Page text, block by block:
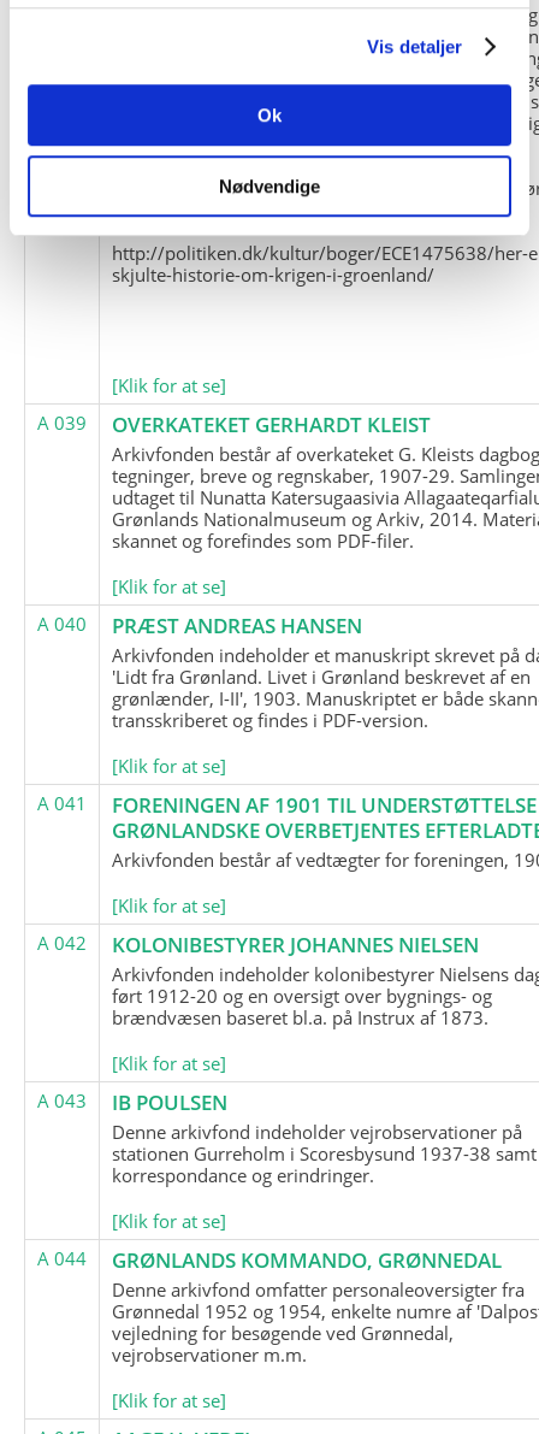
Vis detaljer
Ok
Nødvendige
og Marius Jensen som medlem. Marius Jensens
befinder sig i Militärhistorisches Museum i Dresden
(Tyskland). Kopierne af Friedrich Littmanns
klausuleret iht. aftalen med giveren og Franz
Kontakt venligst Arktisk Instituts ledelse i
brugen af materialet til studie- og
formål.
Nedenunder findes et link til en presseartikel
historien om Nordøstgrønlands Slædepatrulje:
http://politiken.dk/kultur/boger/ECE1475638/her-
skjulte-historie-om-krigen-i-groenland/
[Klik for at se]
A 039
OVERKATEKET GERHARDT KLEIST
Arkivfonden består af overkateket G. Kleists
tegninger, breve og regnskaber, 1907-29.
udtaget til Nunatta Katersugaasivia
Grønlands Nationalmuseum og Arkiv, 2014.
skannet og forefindes som PDF-filer.
[Klik for at se]
A 040
PRÆST ANDREAS HANSEN
Arkivfonden indeholder et manuskript skrevet på
'Lidt fra Grønland. Livet i Grønland beskrevet af en
grønlænder, I-II', 1903. Manuskriptet er både
transskriberet og findes i PDF-version.
[Klik for at se]
A 041
FORENINGEN AF 1901 TIL
GRØNLANDSKE OVERBETJENTES
Arkivfonden består af vedtægter for foreningen,
[Klik for at se]
A 042
KOLONIBESTYRER JOHANNES NIELSEN
Arkivfonden indeholder kolonibestyrer Nielsens
ført 1912-20 og en oversigt over bygnings- og
brændvæsen baseret bl.a. på Instrux af 1873.
[Klik for at se]
A 043
IB POULSEN
Denne arkivfond indeholder vejrobservationer på
stationen Gurreholm i Scoresbysund 1937-38 samt
korrespondance og erindringer.
[Klik for at se]
A 044
GRØNLANDS KOMMANDO, GRØNNEDAL
Denne arkivfond omfatter personaleoversigter fra
Grønnedal 1952 og 1954, enkelte numre af
vejledning for besøgende ved Grønnedal,
vejrobservationer m.m.
[Klik for at se]